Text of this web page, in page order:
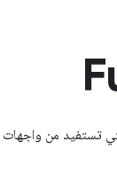
تستفيد من واجهات